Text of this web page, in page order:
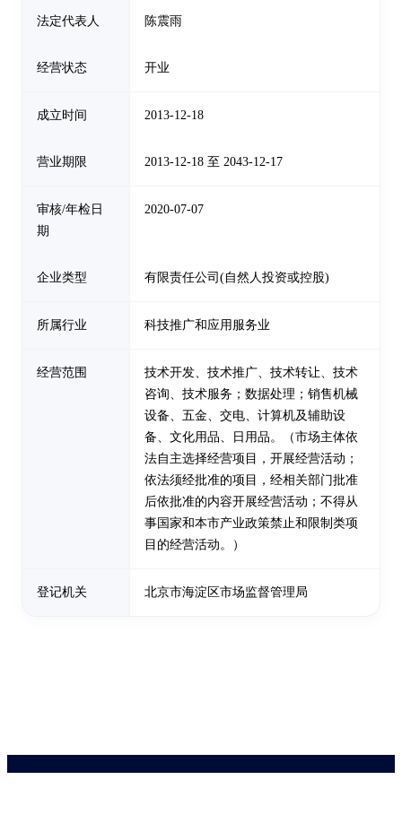
法定代表人 陈震雨
经营状态 开业
成立时间 2013-12-18
营业期限 2013-12-18 至 2043-12-17
审核/年检日
期
2020-07-07
企业类型 有限责任公司(自然人投资或控股)
所属行业 科技推广和应用服务业
经营范围
技术开发、技术推广、技术转让、技术
咨询、技术服务；数据处理；销售机械
设备、五金、交电、计算机及辅助设
备、文化用品、日用品。（市场主体依
法自主选择经营项目，开展经营活动；
依法须经批准的项目，经相关部门批准
后依批准的内容开展经营活动；不得从
事国家和本市产业政策禁止和限制类项
目的经营活动。）
登记机关 北京市海淀区市场监督管理局